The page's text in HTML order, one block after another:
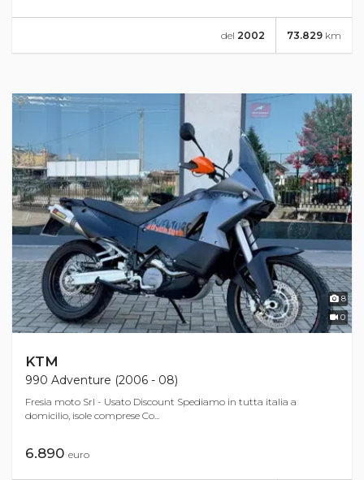
73.829 km
del 2002
8
0
KTM
990 Adventure (2006 - 08)
Fresia moto Srl - Usato Discount Spediamo in tutta italia a
domicilio, isole comprese Co...
6.890 euro